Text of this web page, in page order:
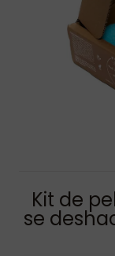
Kit de
se